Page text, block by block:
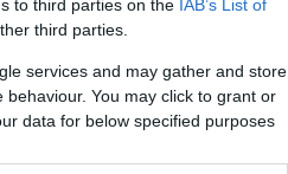
to third parties on the IAB’s List of
third parties.
services and may gather and store
You may click to grant or
data for below specified purposes
σήμα. Το
θα
θα